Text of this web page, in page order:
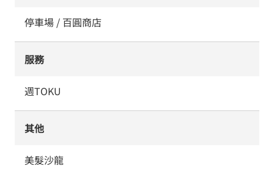
停車場 / 百圓商店
服務
週TOKU
其他
美髮沙龍